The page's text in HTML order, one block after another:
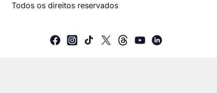
Todos os direitos reservados